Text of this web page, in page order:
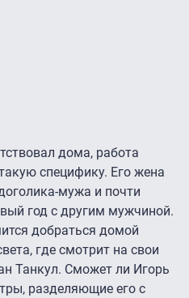
дома, работа
специфику. Его жена
мужа и почти
год с другим мужчиной.
добраться домой
где смотрит на свои
Танкул. Сможет ли Игорь
разделяющие его с